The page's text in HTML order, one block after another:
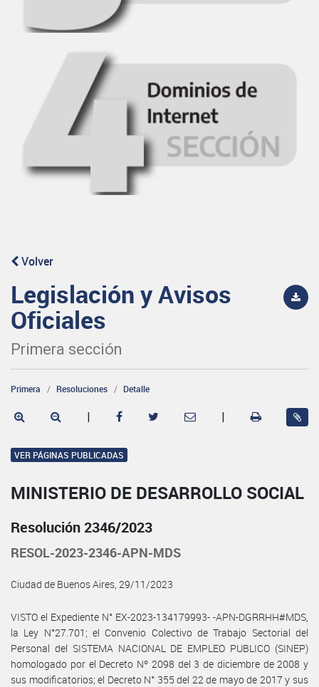
Volver
Legislación y Avisos
Oficiales
Primera sección
Primera Resoluciones Detalle
| |
VER PÁGINAS PUBLICADAS
MINISTERIO DE DESARROLLO SOCIAL
Resolución 2346/2023
RESOL-2023-2346-APN-MDS
Ciudad de Buenos Aires, 29/11/2023
VISTO el Expediente N° EX-2023-134179993- -APN-DGRRHH#MDS,
la Ley N°27.701; el Convenio Colectivo de Trabajo Sectorial del
Personal del SISTEMA NACIONAL DE EMPLEO PUBLICO (SINEP)
homologado por el Decreto Nº 2098 del 3 de diciembre de 2008 y
sus modificatorios; el Decreto N° 355 del 22 de mayo de 2017 y sus